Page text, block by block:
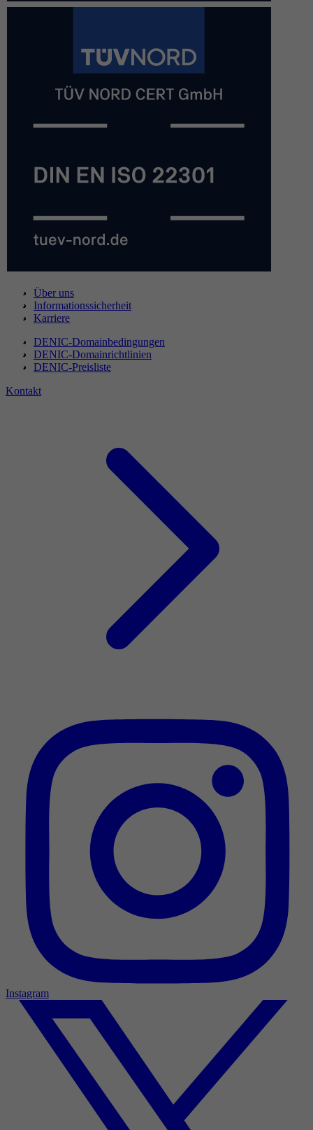
Über uns
Informationssicherheit
Karriere
DENIC-Domainbedingungen
DENIC-Domainrichtlinien
DENIC-Preisliste
Kontakt
Instagram